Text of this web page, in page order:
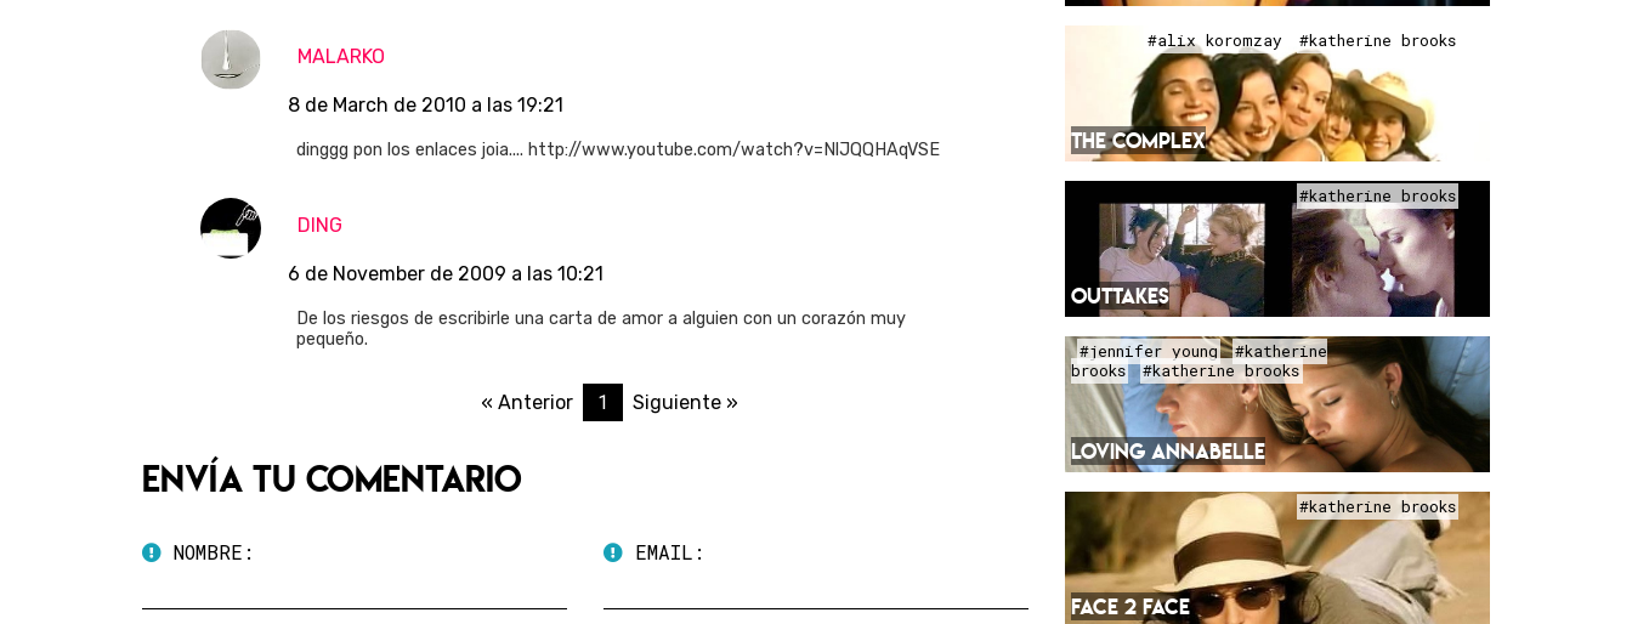
MALARKO
8 de March de 2010 a las 19:21
dinggg pon los enlaces joia.... http://www.youtube.com/watch?v=NlJQQHAqVSE
DING
6 de November de 2009 a las 10:21
De los riesgos de escribirle una carta de amor a alguien con un corazón muy
pequeño.
« Anterior 1 Siguiente »
Envía tu comentario
NOMBRE: EMAIL:
#alix koromzay #katherine brooks
THE COMPLEX
#katherine brooks
OUTTAKES
#jennifer young
#katherine
brooks
#katherine brooks
LOVING ANNABELLE
#katherine brooks
FACE 2 FACE